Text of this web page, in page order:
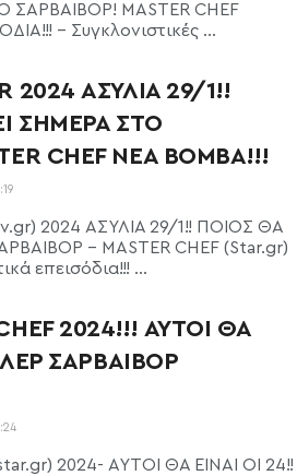
MASTER CHEF
- Συγκλονιστικές ...
2024 ΑΣΥΛΙΑ 29/1!!
ΣΗΜΕΡΑ ΣΤΟ
CHEF ΝΕΑ ΒΟΜΒΑ!!!
2024 ΑΣΥΛΙΑ 29/1!! ΠΟΙΟΣ ΘΑ
- MASTER CHEF (Star.gr)
επεισόδια!!! ...
2024!!! ΑΥΤΟΙ ΘΑ
ΣΑΡΒΑΙΒΟΡ
2024- ΑΥΤΟΙ ΘΑ ΕΙΝΑΙ ΟΙ 24!!